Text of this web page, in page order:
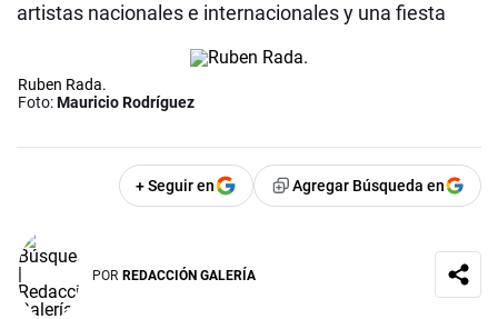
artistas nacionales e internacionales y una fiesta
Ruben Rada.
Foto:Mauricio Rodríguez
+ Seguir en Agregar Búsqueda en
POR REDACCIÓN GALERÍA